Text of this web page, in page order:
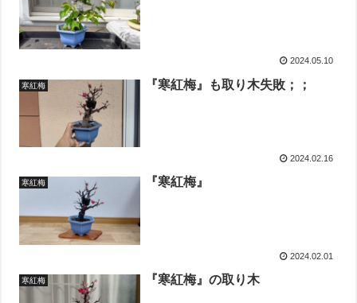
2024.05.10
寒紅梅 『寒紅梅』も取り木失敗；；
2024.02.16
寒紅梅 『寒紅梅』
2024.02.01
寒紅梅 『寒紅梅』の取り木